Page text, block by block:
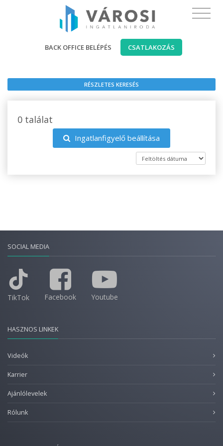
BACK OFFICE BELÉPÉS CSATLAKOZÁS
RÉSZLETES KERESÉS
0 találat
Ingatlanfigyelő beállítása
SOCIAL MEDIA
TikTok Facebook Youtube
HASZNOS LINKEK
Videók
Karrier
Ajánlólevelek
Rólunk